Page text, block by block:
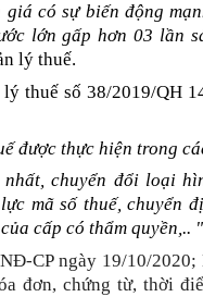
có sự biến động
lớn gấp hơn 03 lần
lý thuế.
thuế số 38/2019/QH
được thực hiện trong
chuyển đổi loại
mã số thuế, chuyển
cấp có thẩm quyền,.. "
CP ngày 19/10/
đơn, chứng từ, thời